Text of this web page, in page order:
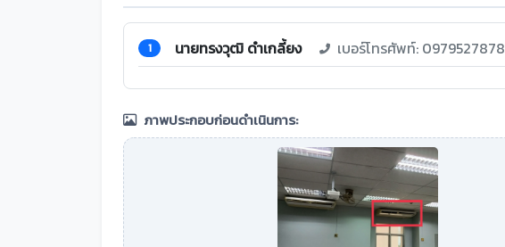
1 นายทรงวุฒิ ดำเกลี้ยง เบอร์โทรศัพท์: 0979527878
ภาพประกอบก่อนดำเนินการ: